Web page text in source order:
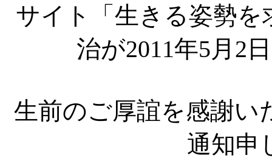
サイト「生きる姿勢
治が2011年5月2
生前のご厚誼を感謝い
通知申